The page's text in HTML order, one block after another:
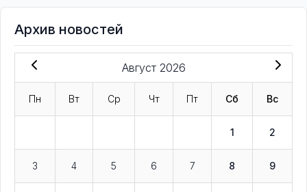
Архив новостей
Август 2026
Пн Вт Ср Чт Пт Сб Вс
1 2
3 4 5 6 7 8 9